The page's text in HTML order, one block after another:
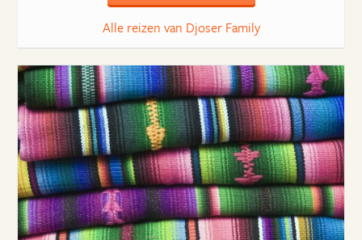
Alle reizen van Djoser Family